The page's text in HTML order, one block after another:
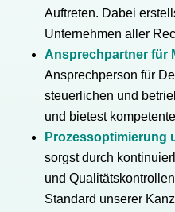
Auftreten. Dabei
Unternehmen aller
Ansprechpartner für
Ansprechperson für
steuerlichen und
und bietest
Prozessoptimierung
sorgst durch
und
Standard unserer